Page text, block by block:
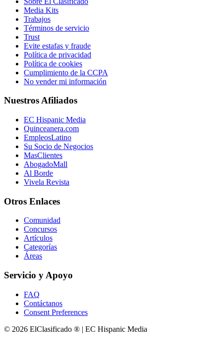
Media Kits
Trabajos
Términos de servicio
Trust
Evite estafas y fraude
Política de privacidad
Política de cookies
Cumplimiento de la CCPA
No vender mi información
Nuestros Afiliados
EC Hispanic Media
Quinceanera.com
EmpleosLatino
Su Socio de Negocios
MasClientes
AbogadoMall
Al Borde
Vivela Revista
Otros Enlaces
Comunidad
Concursos
Artículos
Categorías
Áreas
Servicio y Apoyo
FAQ
Contáctanos
Consent Preferences
© 2026 ElClasificado ® | EC Hispanic Media